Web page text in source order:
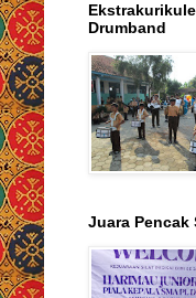
Drumband
Juara Pencak